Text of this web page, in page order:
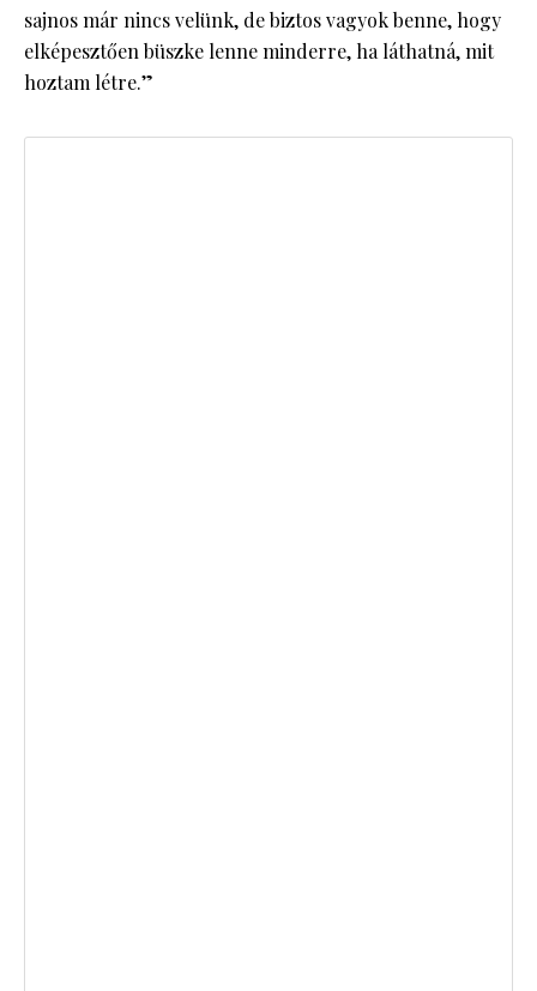
sajnos már nincs velünk, de biztos vagyok benne, hogy
elképesztően büszke lenne minderre, ha láthatná, mit
hoztam létre.”